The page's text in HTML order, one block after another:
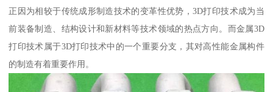
正因为相较于传统成形制造技术的变革性优势，3D打印技术成为当
前装备制造、结构设计和新材料等技术领域的热点方向。而金属3D
打印技术属于3D打印技术中的一个重要分支，其对高性能金属构件
的制造有着重要作用。